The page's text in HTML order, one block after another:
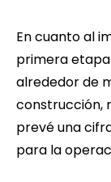
En cuanto al
primera
alrededor de
construcción,
prevé una
para la